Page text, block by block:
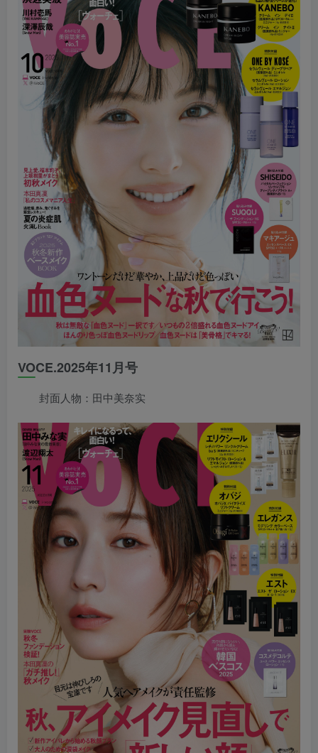
VOCE.2025年11月号
封面人物：田中美奈实